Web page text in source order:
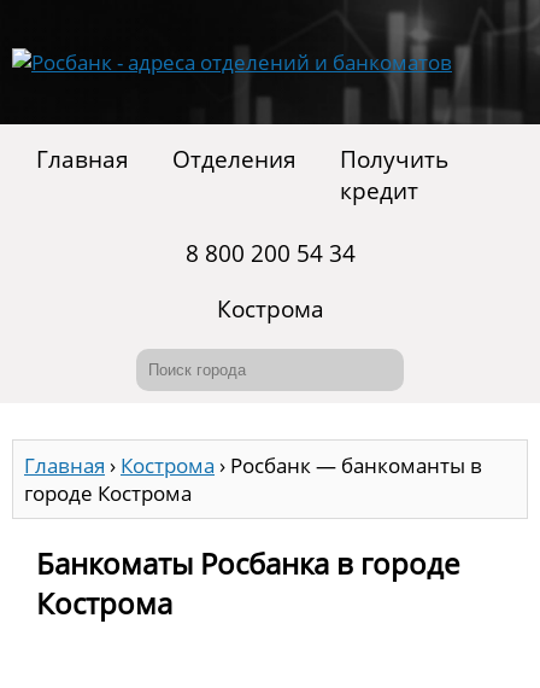
Главная Отделения
Получить
кредит
8 800 200 54 34
Кострома
Главная › Кострома › Росбанк — банкоманты в
городе Кострома
Банкоматы Росбанка в городе
Кострома